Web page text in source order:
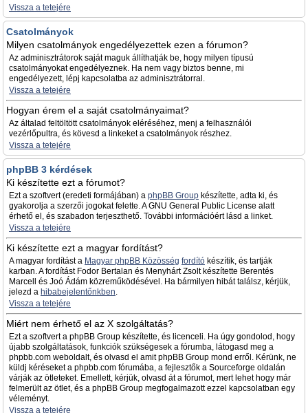
Vissza a tetejére
Csatolmányok
Milyen csatolmányok engedélyezettek ezen a fórumon?
Az adminisztrátorok saját maguk állíthatják be, hogy milyen típusú
csatolmányokat engedélyeznek. Ha nem vagy biztos benne, mi
engedélyezett, lépj kapcsolatba az adminisztrátorral.
Vissza a tetejére
Hogyan érem el a saját csatolmányaimat?
Az általad feltöltött csatolmányok eléréséhez, menj a felhasználói
vezérlőpultra, és kövesd a linkeket a csatolmányok részhez.
Vissza a tetejére
phpBB 3 kérdések
Ki készítette ezt a fórumot?
Ezt a szoftvert (eredeti formájában) a phpBB Group készítette, adta ki, és
gyakorolja a szerzői jogokat felette. A GNU General Public License alatt
érhető el, és szabadon terjeszthető. További információért lásd a linket.
Vissza a tetejére
Ki készítette ezt a magyar fordítást?
A magyar fordítást a Magyar phpBB Közösség fordító készítik, és tartják
karban. A fordítást Fodor Bertalan és Menyhárt Zsolt készítette Berentés
Marcell és Joó Ádám közreműködésével. Ha bármilyen hibát találsz, kérjük,
jelezd a hibabejelentőnkben.
Vissza a tetejére
Miért nem érhető el az X szolgáltatás?
Ezt a szoftvert a phpBB Group készítette, és licenceli. Ha úgy gondolod, hogy
újabb szolgáltatások, funkciók szükségesek a fórumba, látogasd meg a
phpbb.com weboldalt, és olvasd el amit phpBB Group mond erről. Kérünk, ne
küldj kéréseket a phpbb.com fórumába, a fejlesztők a Sourceforge oldalán
várják az ötleteket. Emellett, kérjük, olvasd át a fórumot, mert lehet hogy már
felmerült az ötlet, és a phpBB Group megfogalmazott ezzel kapcsolatban egy
véleményt.
Vissza a tetejére